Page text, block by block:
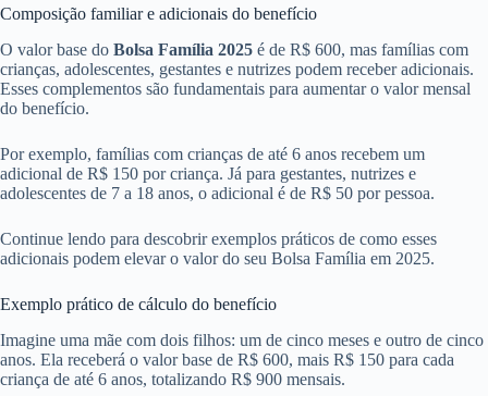
Composição familiar e adicionais do benefício
O valor base do Bolsa Família 2025 é de R$ 600, mas famílias com
crianças, adolescentes, gestantes e nutrizes podem receber adicionais.
Esses complementos são fundamentais para aumentar o valor mensal
do benefício.
Por exemplo, famílias com crianças de até 6 anos recebem um
adicional de R$ 150 por criança. Já para gestantes, nutrizes e
adolescentes de 7 a 18 anos, o adicional é de R$ 50 por pessoa.
Continue lendo para descobrir exemplos práticos de como esses
adicionais podem elevar o valor do seu Bolsa Família em 2025.
Exemplo prático de cálculo do benefício
Imagine uma mãe com dois filhos: um de cinco meses e outro de cinco
anos. Ela receberá o valor base de R$ 600, mais R$ 150 para cada
criança de até 6 anos, totalizando R$ 900 mensais.